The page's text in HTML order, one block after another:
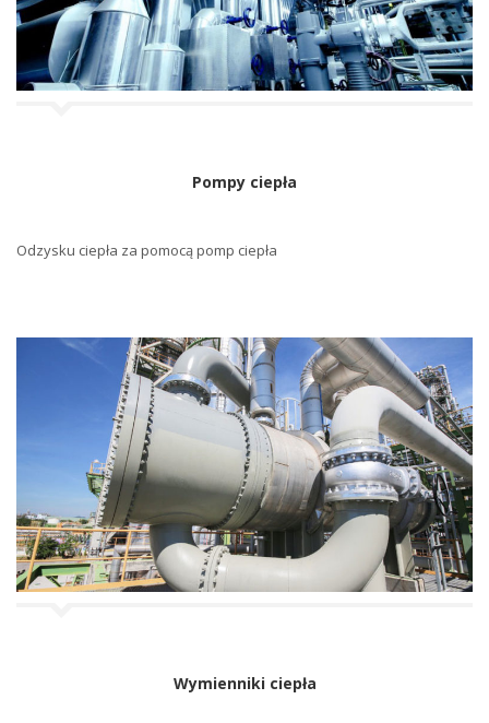
Pompy ciepła
Odzysku ciepła za pomocą pomp ciepła
Wymienniki ciepła